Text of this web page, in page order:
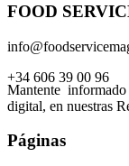
FOOD
+34 606 39 00 96
Mantente
digital, en nuestras
Páginas